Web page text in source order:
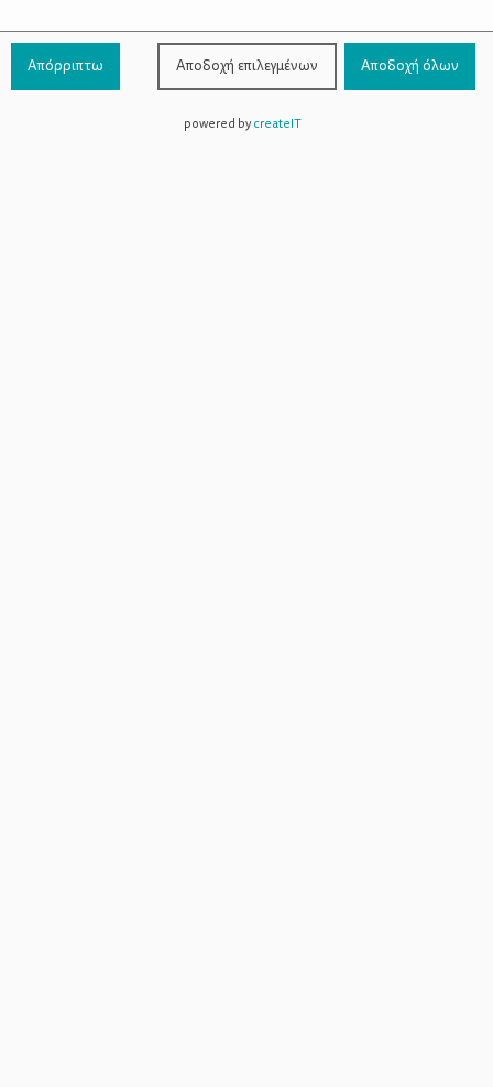
Απόρριπτω Αποδοχή επιλεγμένων Αποδοχή όλων
powered bycreateIT